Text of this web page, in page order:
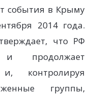
события в Крыму
2014 года.
что РФ
и продолжает
контролируя
группы,